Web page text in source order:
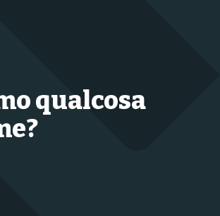
qualcosa